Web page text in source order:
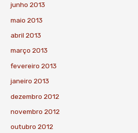
junho 2013
maio 2013
abril 2013
março 2013
fevereiro 2013
janeiro 2013
dezembro 2012
novembro 2012
outubro 2012